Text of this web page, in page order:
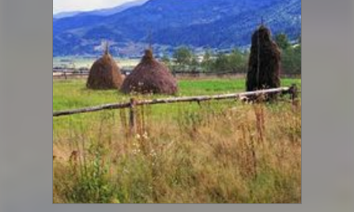
ПУБЛІКАЦІЇ
ДОВІДКА